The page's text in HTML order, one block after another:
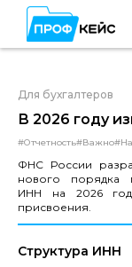
Для бухгалтеров
В 2026 году
#Отчетность#Важно
ФНС России
нового порядка
ИНН на 2026
присвоения.
Структура ИНН